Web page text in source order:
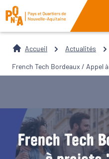
Accueil Actualités
French Tech Bordeaux / Appel
French Tech